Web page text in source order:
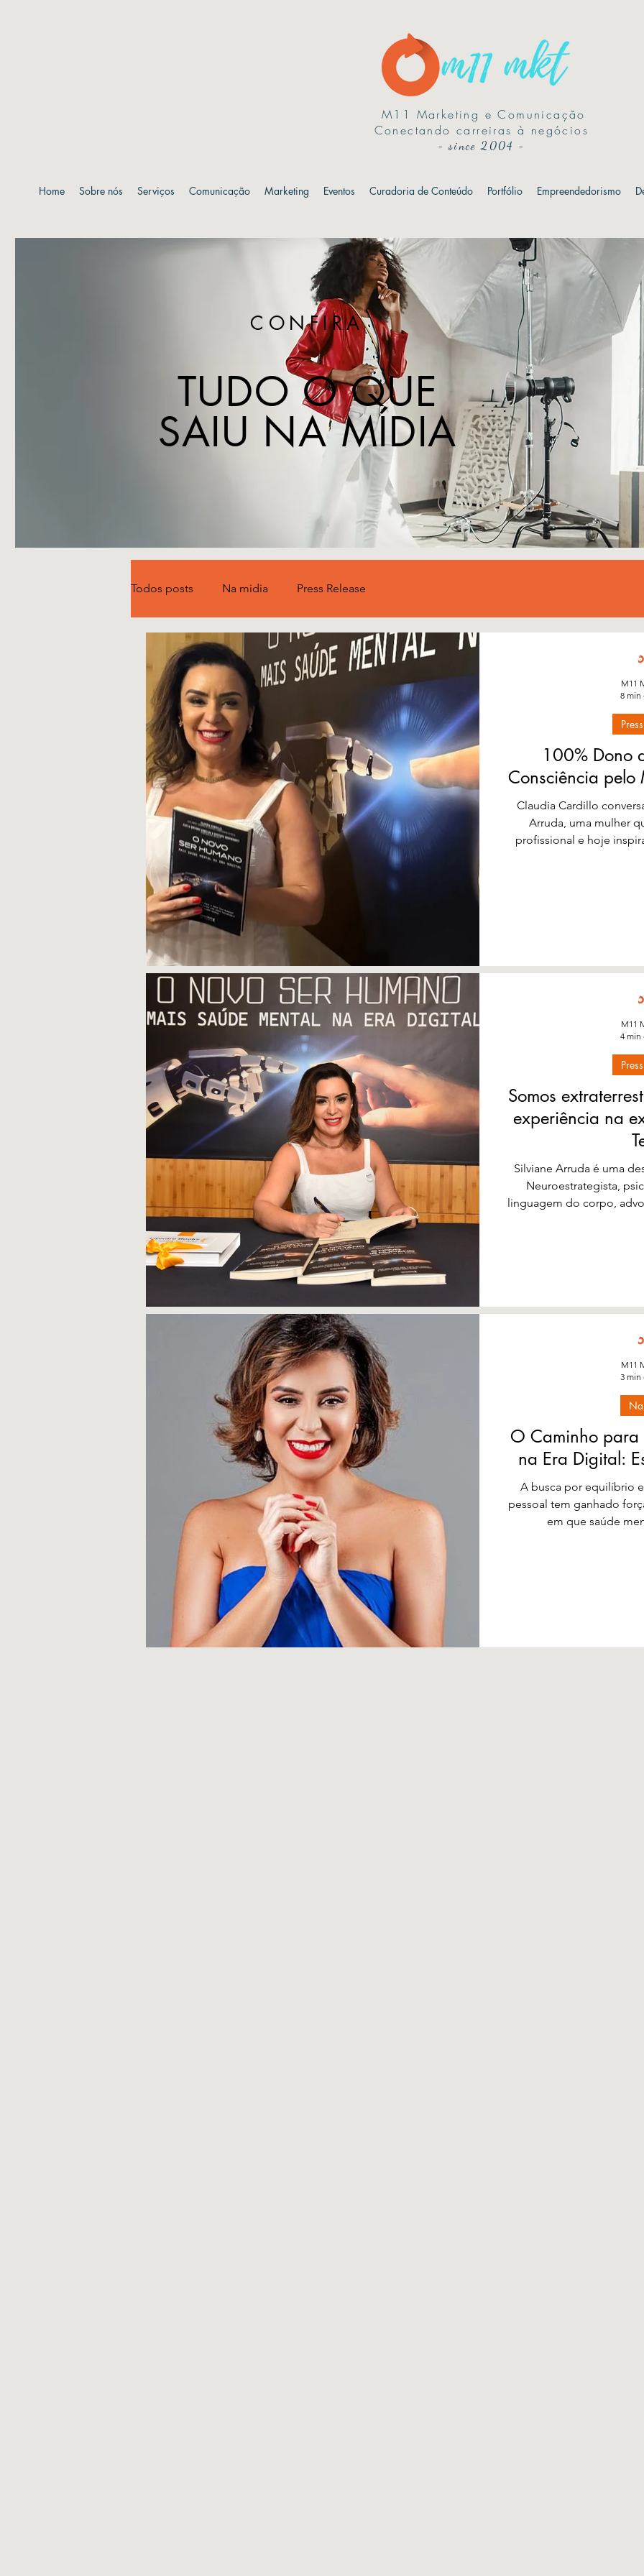
M11 Marketing e Comunicação
Conectando carreiras à negócios
-since 2004 -
Home Sobre nós Serviços Comunicação Marketing Eventos Curadoria de Conteúdo Portfólio Empreendedorismo
CONFIRA
TUDO O QUE
SAIU NA MÍDIA
Todos posts Na midia Press Release
100% Dono
Consciência pelo
Claudia Cardillo
Arruda, uma mulher
profissional e hoje
M11
8 min
Somos
experiência na
Silviane Arruda é uma
Neuroestrategista,
linguagem do corpo,
Somos Extraterrestres
M11
4 min
O Caminho para
na Era Digital:
A busca por equilíbrio
pessoal tem ganhado
em que saúde
M11
3 min